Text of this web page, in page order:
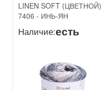
LINEN SOFT (ЦВЕТНОЙ)
7406 - ИНЬ-ЯН
Наличие:есть